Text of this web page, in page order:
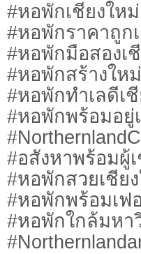
#หอพักเชียงใหม่
#หอพักราคาถูก
#หอพักมือสองเ
#หอพักสร้างให
#หอพักทำเลดีเ
#หอพักพร้อมอยู่
#อสังหาพร้อมผู้
#หอพักสวยเชีย
#หอพักพร้อมเฟ
#หอพักใกล้มหา